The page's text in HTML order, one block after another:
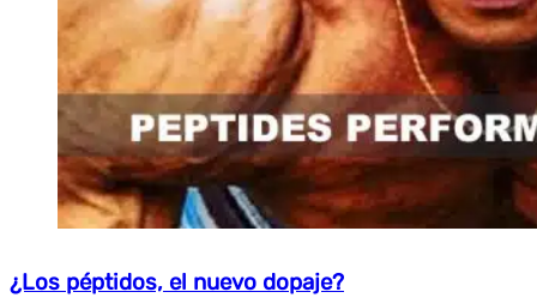
¿Los péptidos, el nuevo dopaje?